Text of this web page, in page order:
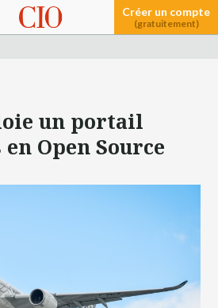
Créer un compte
(gratuitement)
un portail
Open Source